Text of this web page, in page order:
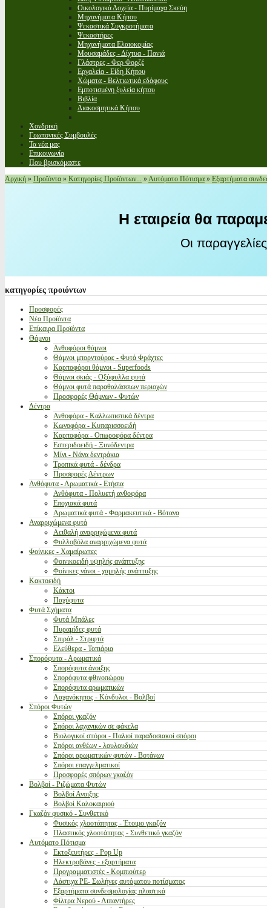
Οικολογικά Δοχεία - Πυρίμαχα Σκεύη
Μηχανήματα Κήπου
Ψεκαστικά Συγκροτήματα
Ψεκαστήρες
Μηχανήματα Ελαιοκομίας
Μουσαμάδες - Δίχτυα - Πανιά
Γλάστρες - Φερ Φορζέ
Εργαλεία - Είδη Κήπου
Χώματα - Βελτιωτικά εδάφους
Εμποτισμένη ξυλεία κήπου
Βιβλία
Διακοσμητικά Κήπου
Χονδρική
Γεωπονικές Συμβουλές
Τα νέα μας
Επικοινωνία
Που βρισκόμαστε
Αρχική » Προϊόντα » Κατηγορίες Προϊόντων... »Αυτόματο Πότισμα » Εξαρτήματα
Η εταιρεία θα
Οι
κατηγορίες προιόντων
Προσφορές
Νέα Προϊόντα
Επίκαιρα Προϊόντα
Θάμνοι
Ανθοφόροι θάμνοι
Θάμνοι μπορντούρας - Φυτά Φράχτες
Καρποφόροι θάμνοι - Superfoods
Θάμνοι σκιάς - Οξύφυλλα φυτά
Θάμνοι φυτά παραθαλάσσιων περιοχών
Προσφορές Θάμνων - Φυτών
Δέντρα
Ανθοφόρα - Καλλωπιστικά δέντρα
Κωνοφόρα - Κυπαρισσοειδή
Καρποφόρα - Οπωροφόρα δέντρα
Εσπεριδοειδή - Ξυνόδεντρα
Μίνι - Νάνα δεντράκια
Τροπικά φυτά - δένδρα
Προσφορές Δέντρων
Ανθόφυτα - Αρωματικά - Ετήσια
Ανθόφυτα - Πολυετή ανθοφόρα
Εποχιακά φυτά
Αρωματικά φυτά - Φαρμακευτικά - Βότανα
Αναρριχώμενα φυτά
Αειθαλή αναρριχώμενα φυτά
Φυλλοβόλα αναρριχώμενα φυτά
Φοίνικες - Χαμαίρωπες
Φοινικοειδή υψηλής ανάπτυξης
Φοίνικες νάνοι - χαμηλής ανάπτυξης
Κακτοειδή
Κάκτοι
Παχύφυτα
Φυτά Σχήματα
Φυτά Μπάλες
Πυραμίδες φυτά
Σπιράλ - Στριφτά
Ελεύθερα - Τοπιάρια
Σπορόφυτα - Αρωματικά
Σπορόφυτα άνοιξης
Σπορόφυτα φθινοπώρου
Σπορόφυτα αρωματικών
Λαχανόκηπος - Κόνδυλοι - Βολβοί
Σπόροι Φυτών
Σπόροι γκαζόν
Σπόροι λαχανικών σε φάκελα
Βιολογικοί σπόροι - Παλιοί παραδοσιακοί σπόροι
Σπόροι ανθέων - λουλουδιών
Σπόροι αρωματικών φυτών - Βοτάνων
Σπόροι επαγγελματικοί
Προσφορές σπόρων γκαζόν
Βολβοί - Ριζώματα Φυτών
Βολβοί Ανοιξης
Βολβοί Καλοκαιριού
Γκαζόν φυσικό - Συνθετικό
Φυσικός χλοοτάπητας - Έτοιμο γκαζόν
Πλαστικός χλοοτάπητας - Συνθετικό γκαζόν
Αυτόματο Πότισμα
Εκτοξευτήρες - Pop Up
Ηλεκτροβάνες - εξαρτήματα
Προγραμματιστές - Κομπιούτερ
Λάστιχα PE- Σωλήνες αυτόματου ποτίσματος
Εξαρτήματα συνδεσμολογίας πλαστικά
Φίλτρα Νερού - Λιπαντήρες